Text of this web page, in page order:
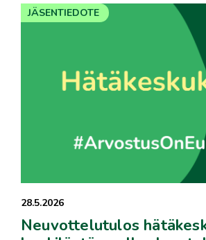
28.5.2026
Neuvottelutulos
JÄSENTIEDOTE